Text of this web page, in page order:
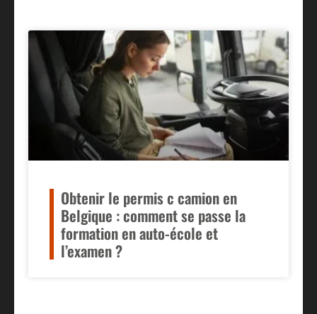
Obtenir le permis c camion en
Belgique : comment se passe la
formation en auto-école et
l’examen ?